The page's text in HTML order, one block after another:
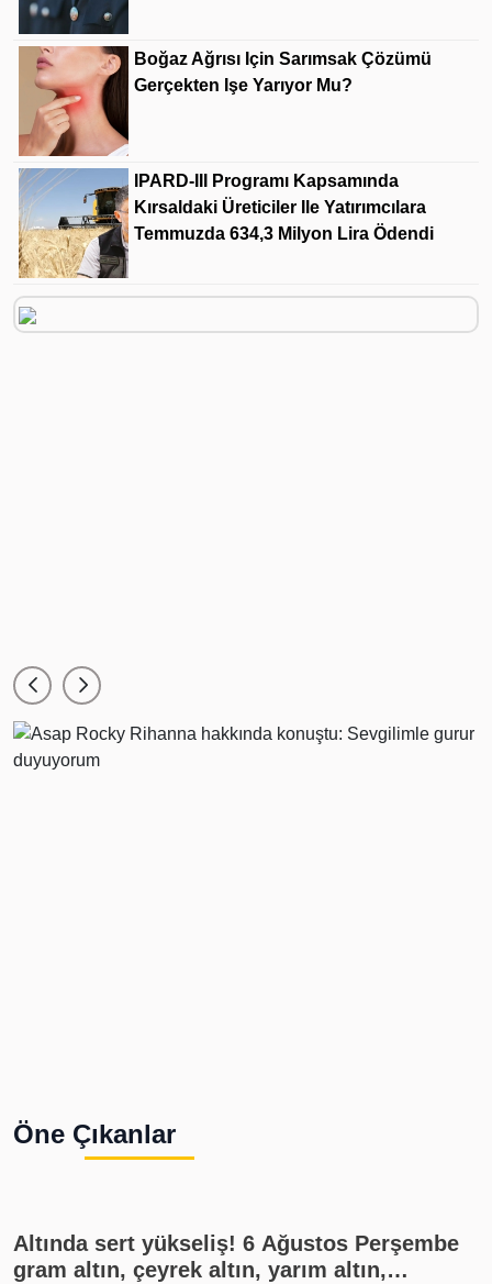
Boğaz Ağrısı Için Sarımsak Çözümü
Gerçekten Işe Yarıyor Mu?
IPARD-III Programı Kapsamında
Kırsaldaki Üreticiler Ile Yatırımcılara
Temmuzda 634,3 Milyon Lira Ödendi
Öne Çıkanlar
Altında sert yükseliş! 6 Ağustos Perşembe
gram altın, çeyrek altın, yarım altın,